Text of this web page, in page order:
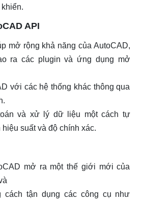
API
mở rộng khả năng của AutoCAD,
ra các plugin và ứng dụng mở
với các hệ thống khác thông qua
và xử lý dữ liệu một cách tự
suất và độ chính xác.
mở ra một thế giới mới của
cách tận dụng các công cụ như